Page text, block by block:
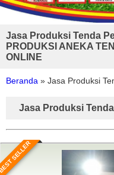
Jasa Produksi Tenda
PRODUKSI ANEKA
ONLINE
Beranda » Jasa Produksi
Jasa Produksi
SELLER